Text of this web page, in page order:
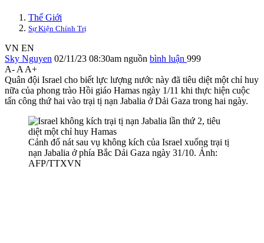
Thế Giới
Sự Kiện Chính Trị
VN EN
Sky Nguyen 02/11/23 08:30am nguồn bình luận 999
A- A A+
Quân đội Israel cho biết lực lượng nước này đã tiêu diệt một chỉ huy
nữa của phong trào Hồi giáo Hamas ngày 1/11 khi thực hiện cuộc
tấn công thứ hai vào trại tị nạn Jabalia ở Dải Gaza trong hai ngày.
Cảnh đổ nát sau vụ không kích của Israel xuống trại tị
nạn Jabalia ở phía Bắc Dải Gaza ngày 31/10. Ảnh:
AFP/TTXVN